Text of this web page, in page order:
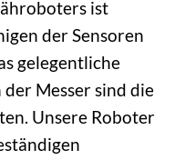
ist
der Sensoren
gelegentliche
Messer sind die
Unsere Roboter